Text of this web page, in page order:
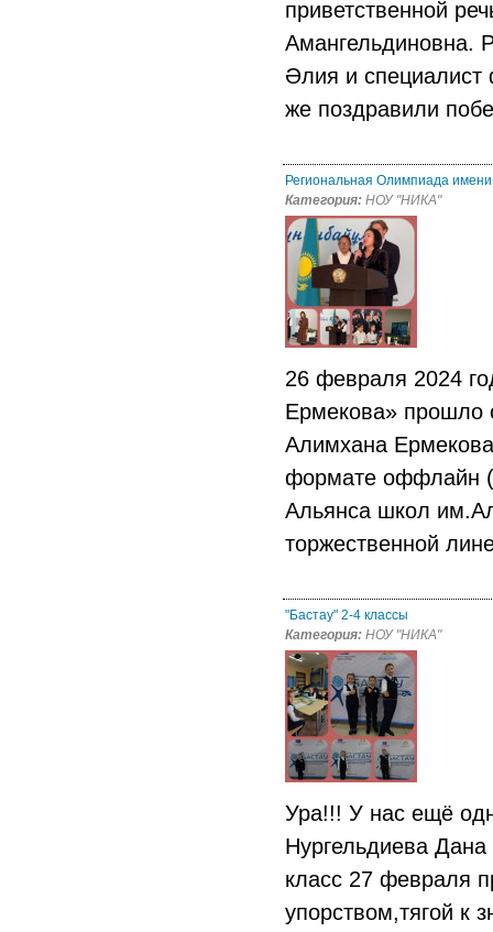
приветственной
Амангельдиновна.
Әлия и специалист
же поздравили
Региональная Олимпиада
Категория: НОУ "НИКА"
26 февраля 2024
Ермекова» прошло
Алимхана
формате оффлайн
Альянса школ
торжественной
"Бастау" 2-4 классы
Категория: НОУ "НИКА"
Ура!!! У нас ещё
Нургельдиева
класс 27 февраля
упорством,тягой к